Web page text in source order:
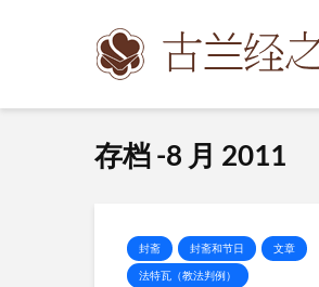
存档 -8 月 2011
封斋 封斋和节日
文章
法特瓦（教法判例）